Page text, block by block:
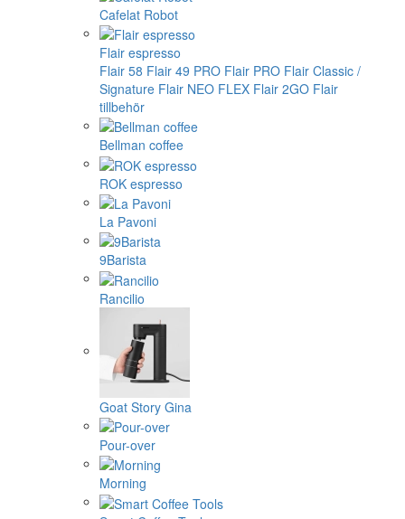
Cafelat Robot
Flair espresso
Flair 58 Flair 49 PRO Flair PRO Flair Classic /
Signature Flair NEO FLEX Flair 2GO Flair
tillbehör
Bellman coffee
ROK espresso
La Pavoni
9Barista
Rancilio
Goat Story Gina
Pour-over
Morning